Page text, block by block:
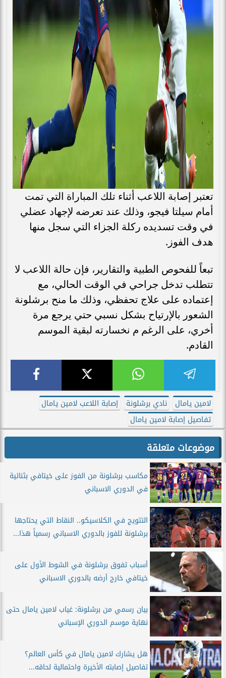
تعتبر إصابة اللاعب أثناء تلك المباراة التي تمت
أمام سيلتا فيجو، وذلك عند تعرضه لإجهاد عضلي
في وقت تسديده ركلة الجزاء التي سجل منها
هدف الفوز.
تبعاً للفحوص الطبية والتقارير، فإن حالة اللاعب لا
تتطلب تدخل جراحي في الوقت الحالي، مع
إعتماده على علاج تحفظي، وذلك ما منح برشلونة
الشعور بالإرتياح بشكل نسبي حتي يرجع مرة
أخري، على الرغم م نخسارته لبقية الموسم
القادم.
لامين يامال نادي برشلونة
إصابة اللاعب لامين يامال
تفاصيل إصابة لامين يامال
موضوعات متعلقة
مكاسب برشلونة من الفوز على خيتافي بثنائية
في الدوري الاسباني
التتويج في الكلاسيكو.. النقاط التي يحتاجها
برشلونة للفوز بالدوري الاسباني رسمياً هذا...
أسباب تفوق برشلونة في الشوط الأول على
خيتافي خارج أرضه بالدوري الاسباني
بيان رسمي من برشلونة: غياب لامين يامال حتى
نهاية موسم الدوري الإسباني
هل يشارك لامين يامال في كأس العالم؟
تفاصيل إصابته الأخيرة واحتمالية لحاقه...